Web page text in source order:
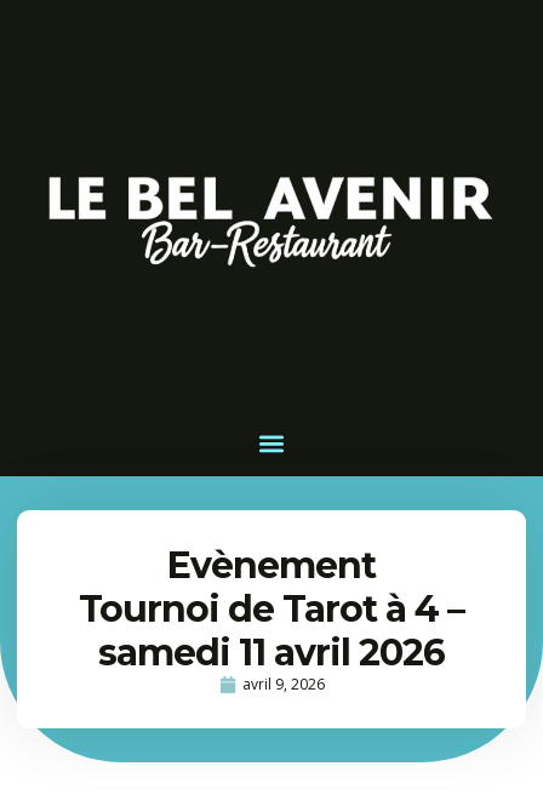
Evènement
Tournoi de Tarot à 4 –
samedi 11 avril 2026
avril 9, 2026